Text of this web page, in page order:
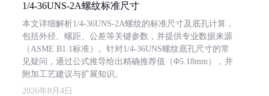
1/4-36UNS-2A螺纹标准尺寸
本文详细解析1/4-36UNS-2A螺纹的标准尺寸及底孔计算，
包括外径、螺距、公差等关键参数，并提供专业数据来源
（ASME B1.1标准）。针对1/4-36UNS螺纹底孔尺寸的常
见疑问，通过公式推导给出精确推荐值（Φ5.18mm），并
附加工艺建议与扩展知识。
2026年8月4日